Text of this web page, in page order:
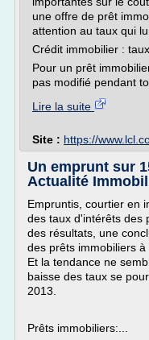
une offre de prêt
attention au taux qui
Crédit immobilier :
Pour un prêt
pas modifié pendant
Lire la suite
Site : https://
Un emprunt sur
Actualité
Empruntis, courtier en
des taux d'intérêts des
des résultats, une
des prêts immobiliers
Et la tendance ne
baisse des taux se
2013.
Prêts immobiliers:...